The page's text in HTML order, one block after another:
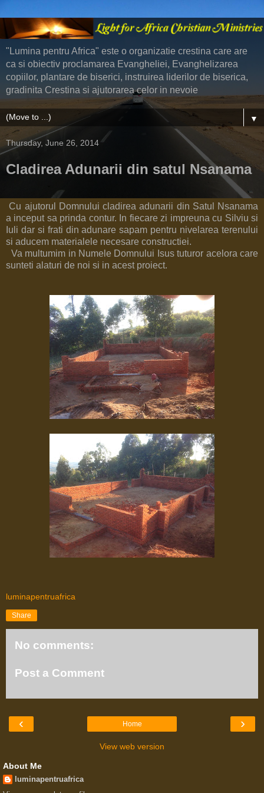
"Lumina pentru Africa" este o organizatie crestina care are
ca si obiectiv proclamarea Evangheliei, Evanghelizarea
copiilor, plantare de biserici, instruirea liderilor de biserica,
gradinita Crestina si ajutorarea celor in nevoie
▼
Thursday, June 26, 2014
Cladirea Adunarii din satul Nsanama
Cu ajutorul Domnului cladirea adunarii din Satul Nsanama
a inceput sa prinda contur. In fiecare zi impreuna cu Silviu si
Iuli dar si frati din adunare sapam pentru nivelarea terenului
si aducem materialele necesare constructiei.
Va multumim in Numele Domnului Isus tuturor acelora care
sunteti alaturi de noi si in acest proiect.
luminapentruafrica
Share
No comments:
Post a Comment
‹ ›
Home
View web version
About Me
luminapentruafrica